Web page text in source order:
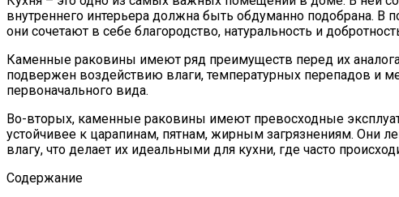
внутреннего интерьера должна быть обдуманно подобрана.
они сочетают в себе благородство, натуральность и
Каменные раковины имеют ряд преимуществ перед их
подвержен воздействию влаги, температурных перепадов и
первоначального вида.
Во-вторых, каменные раковины имеют превосходные
устойчивее к царапинам, пятнам, жирным загрязнениям. Они
влагу, что делает их идеальными для кухни, где часто
Содержание